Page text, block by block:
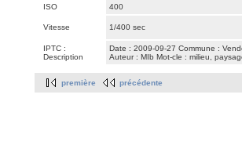
ISO
400
Vitesse 1/400 sec
IPTC :
Description
Date : 2009-09-27 Commune :
Auteur : MIb Mot-cle : milieu,
première précédente